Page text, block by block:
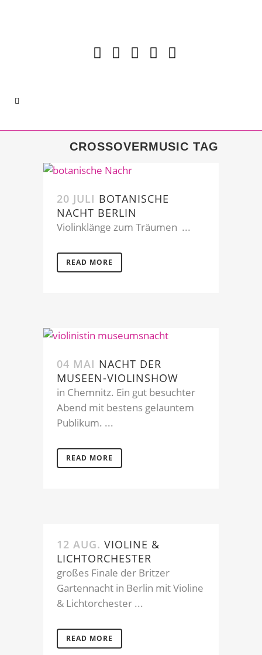
CROSSOVERMUSIC TAG
20 JULI BOTANISCHE
NACHT BERLIN
Violinklänge zum Träumen ...
READ MORE
04 MAI NACHT DER
MUSEEN-VIOLINSHOW
in Chemnitz. Ein gut besuchter
Abend mit bestens gelauntem
Publikum. ...
READ MORE
12 AUG. VIOLINE &
LICHTORCHESTER
großes Finale der Britzer
Gartennacht in Berlin mit Violine
& Lichtorchester ...
READ MORE